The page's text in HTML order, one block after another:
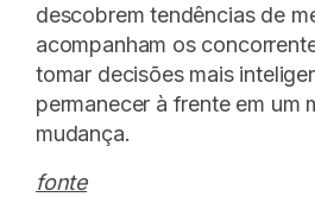
descobrem tendências de
acompanham os
tomar decisões mais
permanecer à frente em um
mudança.
fonte